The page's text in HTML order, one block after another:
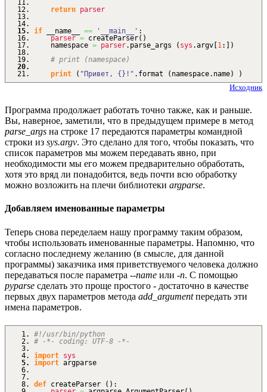
return parser
if __name__ == '__main__' :
parser = createParser( )
namespace = parser. parse_args ( sys .argv [1 : ] )
# print (namespace)
print
( "Привет, {}!" . format ( namespace. name) )
Исходник
Программа продолжает работать точно также, как и раньше.
Вы, наверное, заметили, что в предыдущем примере в метод
parse_args на строке 17 передаются параметры командной
строки из sys.argv. Это сделано для того, чтобы показать, что
список параметров мы можем передавать явно, при
необходимости мы его можем предварительно обработать,
хотя это вряд ли понадобится, ведь почти всю обработку
можно возложить на плечи библиотеки argparse.
Добавляем именованные параметры
Теперь снова переделаем нашу программу таким образом,
чтобы использовать именованные параметры. Напомню, что
согласно последнему желанию (в смысле, для данной
программы) заказчика имя приветствуемого человека должно
передаваться после параметра --name или -n. С помощью
pyparse сделать это проще простого - достаточно в качестве
первых двух параметров метода add_argumentпередать эти
имена параметров.
#!/usr/bin/python
# -*- coding: UTF-8 -*-
import sys
import argparse
def createParser ( ) :